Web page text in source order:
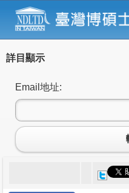
詳目顯示
Email地址: